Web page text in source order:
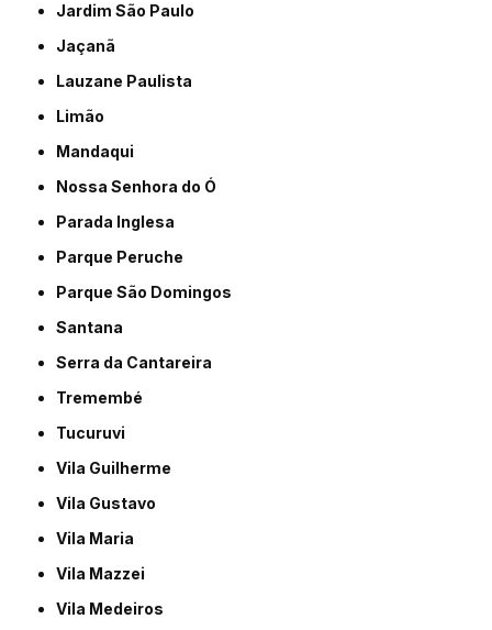
Jardim São Paulo
Jaçanã
Lauzane Paulista
Limão
Mandaqui
Nossa Senhora do Ó
Parada Inglesa
Parque Peruche
Parque São Domingos
Santana
Serra da Cantareira
Tremembé
Tucuruvi
Vila Guilherme
Vila Gustavo
Vila Maria
Vila Mazzei
Vila Medeiros